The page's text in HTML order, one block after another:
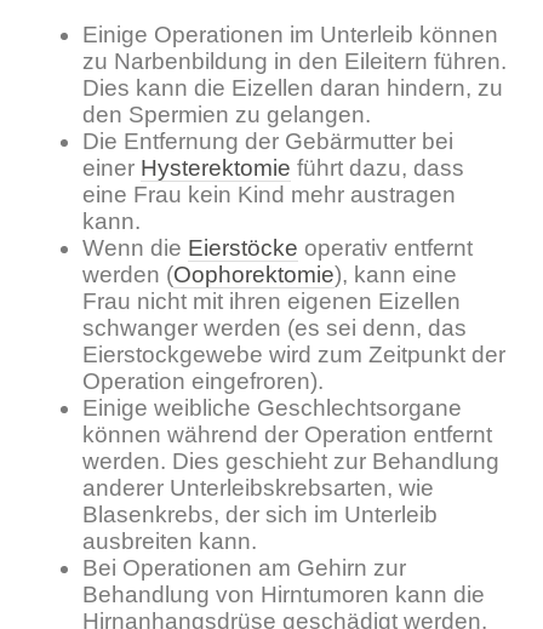
Einige Operationen im Unterleib können
zu Narbenbildung in den Eileitern führen.
Dies kann die Eizellen daran hindern, zu
den Spermien zu gelangen.
Die Entfernung der Gebärmutter bei
einer Hysterektomie führt dazu, dass
eine Frau kein Kind mehr austragen
kann.
Wenn die Eierstöcke operativ entfernt
werden (Oophorektomie), kann eine
Frau nicht mit ihren eigenen Eizellen
schwanger werden (es sei denn, das
Eierstockgewebe wird zum Zeitpunkt der
Operation eingefroren).
Einige weibliche Geschlechtsorgane
können während der Operation entfernt
werden. Dies geschieht zur Behandlung
anderer Unterleibskrebsarten, wie
Blasenkrebs, der sich im Unterleib
ausbreiten kann.
Bei Operationen am Gehirn zur
Behandlung von Hirntumoren kann die
Hirnanhangsdrüse geschädigt werden.